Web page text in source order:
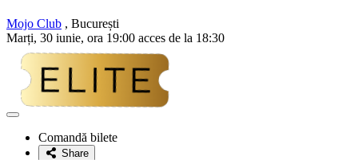
Mojo Club , București
Marți, 30 iunie, ora 19:00 acces de la 18:30
Adaugă
favoriteComandă bilete
Share